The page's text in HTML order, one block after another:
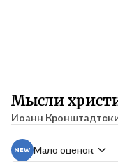
Мысли
Иоанн
Мало оценок